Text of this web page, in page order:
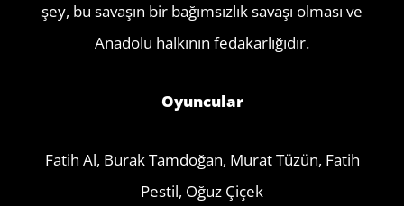
şey, bu savaşın bir bağımsızlık savaşı olması ve
Anadolu halkının fedakarlığıdır.
Oyuncular
Fatih Al, Burak Tamdoğan, Murat Tüzün, Fatih
Pestil, Oğuz Çiçek